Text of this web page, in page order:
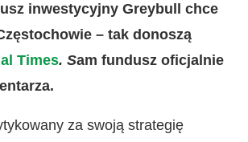
inwestycyjny Greybull chce
– tak donoszą
Times. Sam fundusz oficjalnie
za swoją strategię